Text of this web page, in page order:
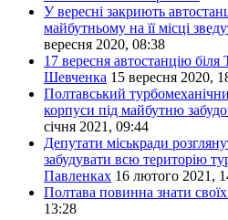
У вересні закриють
майбутньому на її місці
вересня 2020, 08:38
17 вересня автостанцію
Шевченка 15 вересня 2020,
Полтавський
корпуси під майбутню
січня 2021, 09:44
Депутати міськради
забудувати всю територію
Павленках 16 лютого 2021,
Полтава повинна знати своїх
13:28